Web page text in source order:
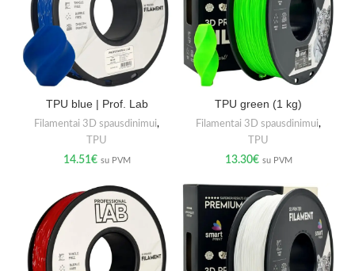
TPU blue | Prof. Lab
Filamentai 3D spausdinimui,
TPU
14.51€ su PVM
TPU green (1 kg)
Filamentai 3D spausdinimui,
TPU
13.30€ su PVM